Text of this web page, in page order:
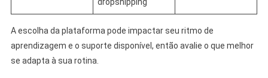
A escolha da plataforma pode impactar seu ritmo de
aprendizagem e o suporte disponível, então avalie o que melhor
se adapta à sua rotina.